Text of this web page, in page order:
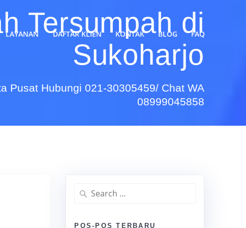
LAYANAN DAFTAR KLIEN KONTAK BLOG FAQ
Tersumpah di
Sukoharjo
Pusat Hubungi 021-30305459/ Chat WA
08999045858
Search
for:
POS-POS TERBARU